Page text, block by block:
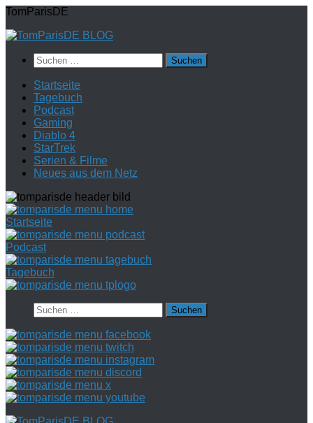
Zum
springen
TomParisDE
Suchen
nach:
Startseite
Tagebuch
Podcast
Gaming
Diablo 4
StarTrek
Serien & Filme
Neues aus dem Netz
Startseite
Podcast
Tagebuch
Suchen
nach: